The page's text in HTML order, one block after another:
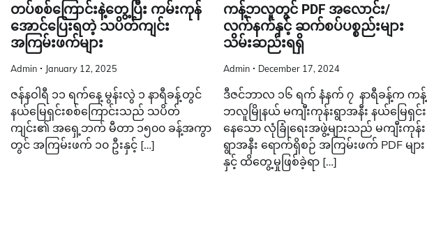
တပ်စစ်ကြောင်းနဲ့တွေ့ပြီး ကမ်းကုန်
အောင်ပြေးရတဲ့ သပိတ်ကျင်း
အကြမ်းဖက်များ
Admin January 12, 2025
ဇန်နဝါရီ ၁၁ ရက်နေ့ မွန်းလွဲ ၁ နာရီခန့်တွင်
နယ်မြေရှင်းစစ်ကြောင်းသည် သပိတ်
ကျင်း၏ အရှေ့ဘက် မီတာ ၁၅၀၀ ခန့်အကွာ
တွင် အကြမ်းဖက် ၁၀ ဦးနှင့် […]
ကန့်ဘလူတွင် PDF အလောင်း/
လက်နက်နှင့် ဆက်စပ်ပစ္စည်းများ
သိမ်းဆည်းရရှိ
Admin December 17, 2024
ဒီဇင်ဘာလ ၁၆ ရက် နံနက် ၇ နာရီခန့်က ကန့်
ဘလူမြိုနယ် မကျီးကုန်းရွာအနီး နယ်မြေရှင်း
နေသော လုံခြုံရေးအဖွဲ့များသည် မကျီးကုန်း
ရွာအနီး ရောက်ရှိစဉ် အကြမ်းဖက် PDF များ
နှင့် ထိတွေ့မှုဖြစ်ခဲ့ရာ […]